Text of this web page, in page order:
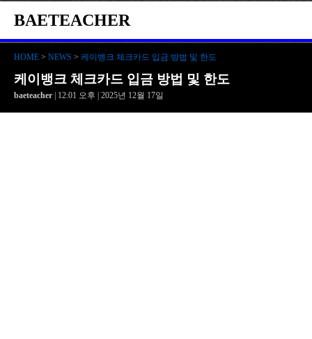
BAETEACHER
HOME > NEWS > 케이뱅크 체크카드 입금 방법 및 한도
케이뱅크 체크카드 입금 방법 및 한도
baeteacher | 12:01 오후 | 2025년 12월 17일